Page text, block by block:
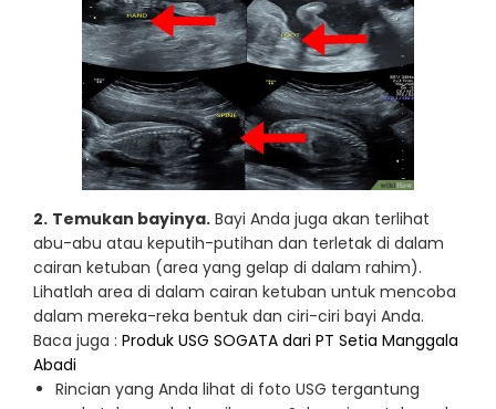
2. Temukan bayinya. Bayi Anda juga akan terlihat
abu-abu atau keputih-putihan dan terletak di dalam
cairan ketuban (area yang gelap di dalam rahim).
Lihatlah area di dalam cairan ketuban untuk mencoba
dalam mereka-reka bentuk dan ciri-ciri bayi Anda.
Baca juga : Produk USG SOGATA dari PT Setia Manggala
Abadi
Rincian yang Anda lihat di foto USG tergantung